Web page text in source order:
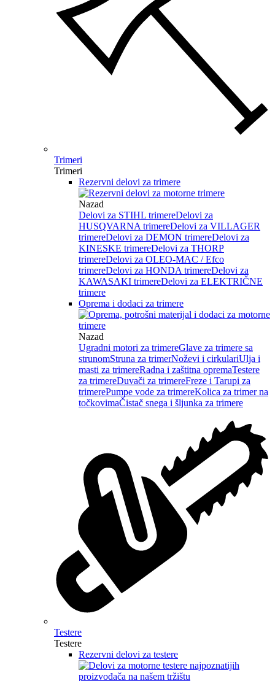
Trimeri
Trimeri
Rezervni delovi za trimere
Nazad
Delovi za STIHL trimereDelovi za
HUSQVARNA trimereDelovi za VILLAGER
trimereDelovi za DEMON trimereDelovi za
KINESKE trimereDelovi za THORP
trimereDelovi za OLEO-MAC / Efco
trimereDelovi za HONDA trimereDelovi za
KAWASAKI trimereDelovi za ELEKTRIČNE
trimere
Oprema i dodaci za trimere
Nazad
Ugradni motori za trimereGlave za trimere sa
strunomStruna za trimerNoževi i cirkulariUlja i
masti za trimereRadna i zaštitna opremaTestere
za trimereDuvači za trimereFreze i Tarupi za
trimerePumpe vode za trimereKolica za trimer na
točkovimaČistač snega i šljunka za trimere
Testere
Testere
Rezervni delovi za testere